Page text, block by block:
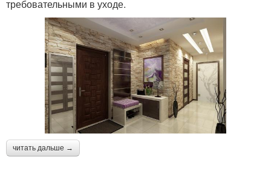
требовательными в уходе.
читать дальше →